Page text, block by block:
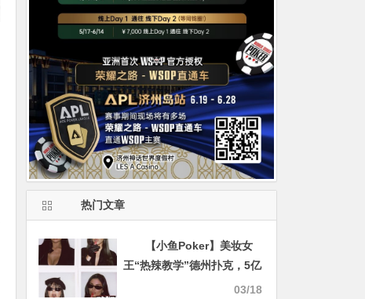
热门文章
【小鱼Poker】美妆女
王“热辣教学”德州扑克，5亿
03/18